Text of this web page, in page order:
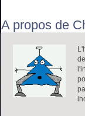
A propos de